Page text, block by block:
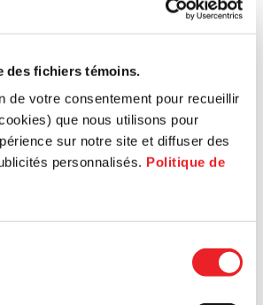
des fichiers témoins.
de votre consentement pour recueillir
que nous utilisons pour
sur notre site et diffuser des
personnalisés. Politique de